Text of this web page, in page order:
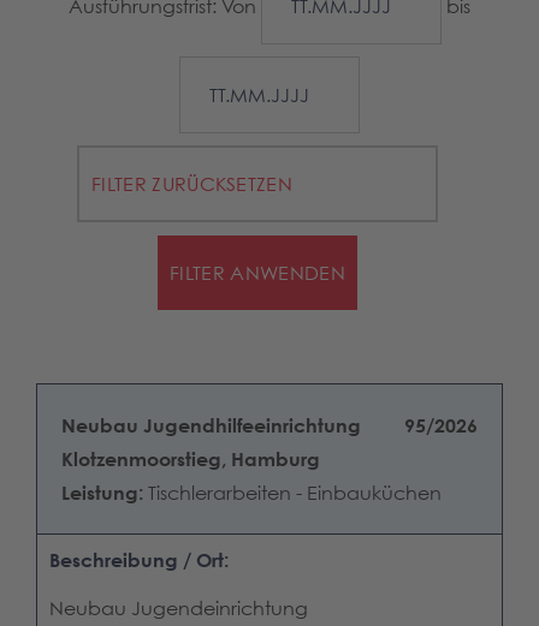
Ausführungsfrist: Von bis
FILTER ZURÜCKSETZEN
95/2026
Neubau Jugendhilfeeinrichtung
Klotzenmoorstieg, Hamburg
Leistung: Tischlerarbeiten - Einbauküchen
Beschreibung / Ort:
Neubau Jugendeinrichtung